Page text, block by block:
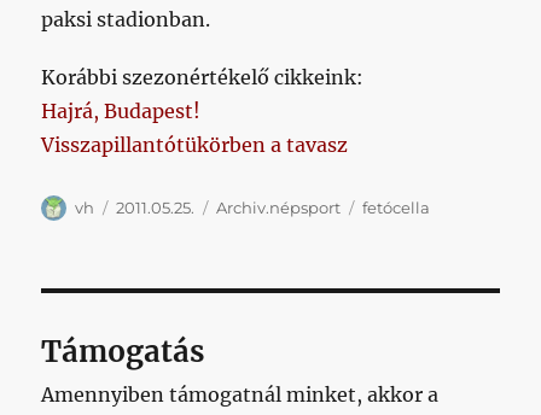
paksi stadionban.
Korábbi szezonértékelő cikkeink:
Hajrá, Budapest!
Visszapillantótükörben a tavasz
Szerző
vh Közzétéve
2011.05.25. Kategória
Archiv.népsport Címke
fetócella
Támogatás
Amennyiben támogatnál minket, akkor a